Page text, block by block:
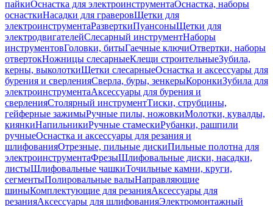
пайкиОснастка для электроинструментаОснастка, наборы
оснасткиНасадки для граверовЩетки для
электроинструментаРазверткиПуансоныЩетки для
электродвигателейСлесарный инструментНаборы
инструментовГоловки, битыГаечные ключиОтвертки, наборы
отвертокНожницы слесарныеКлещи строительныеЗубила,
керны, выколоткиЩетки слесарныеОснастка и аксессуары для
бурения и сверленияСверла, буры, зенкерыКоронкиЗубила для
электроинструментаАксессуары для бурения и
сверленияСтолярный инструментТиски, струбцины,
гейферные зажимыРучные пилы, ножовкиМолотки, кувалды,
киянкиНапильникиРучные стамескиРубанки, рашпили
ручныеОснастка и аксессуары для резания и
шлифованияОтрезные, пильные дискиПильные полотна для
электроинструментаФрезыШлифовальные диски, насадки,
листыШлифовальные чашкиТочильные камни, круги,
сегментыПолировальные валыНаправляющие
шиныКомплектующие для резанияАксессуары для
резанияАксессуары для шлифованияЭлектромонтажный